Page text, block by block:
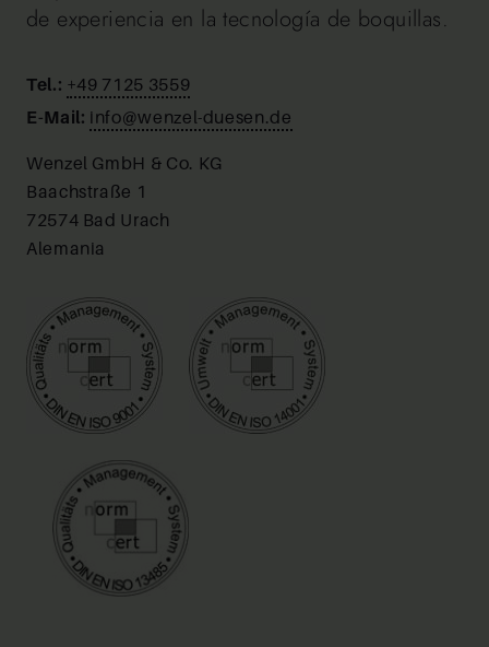
de experiencia en la tecnología de boquillas.
Tel.: +49 7125 3559
E-Mail: info@wenzel-duesen.de
Wenzel GmbH & Co. KG
Baachstraße 1
72574 Bad Urach
Alemania